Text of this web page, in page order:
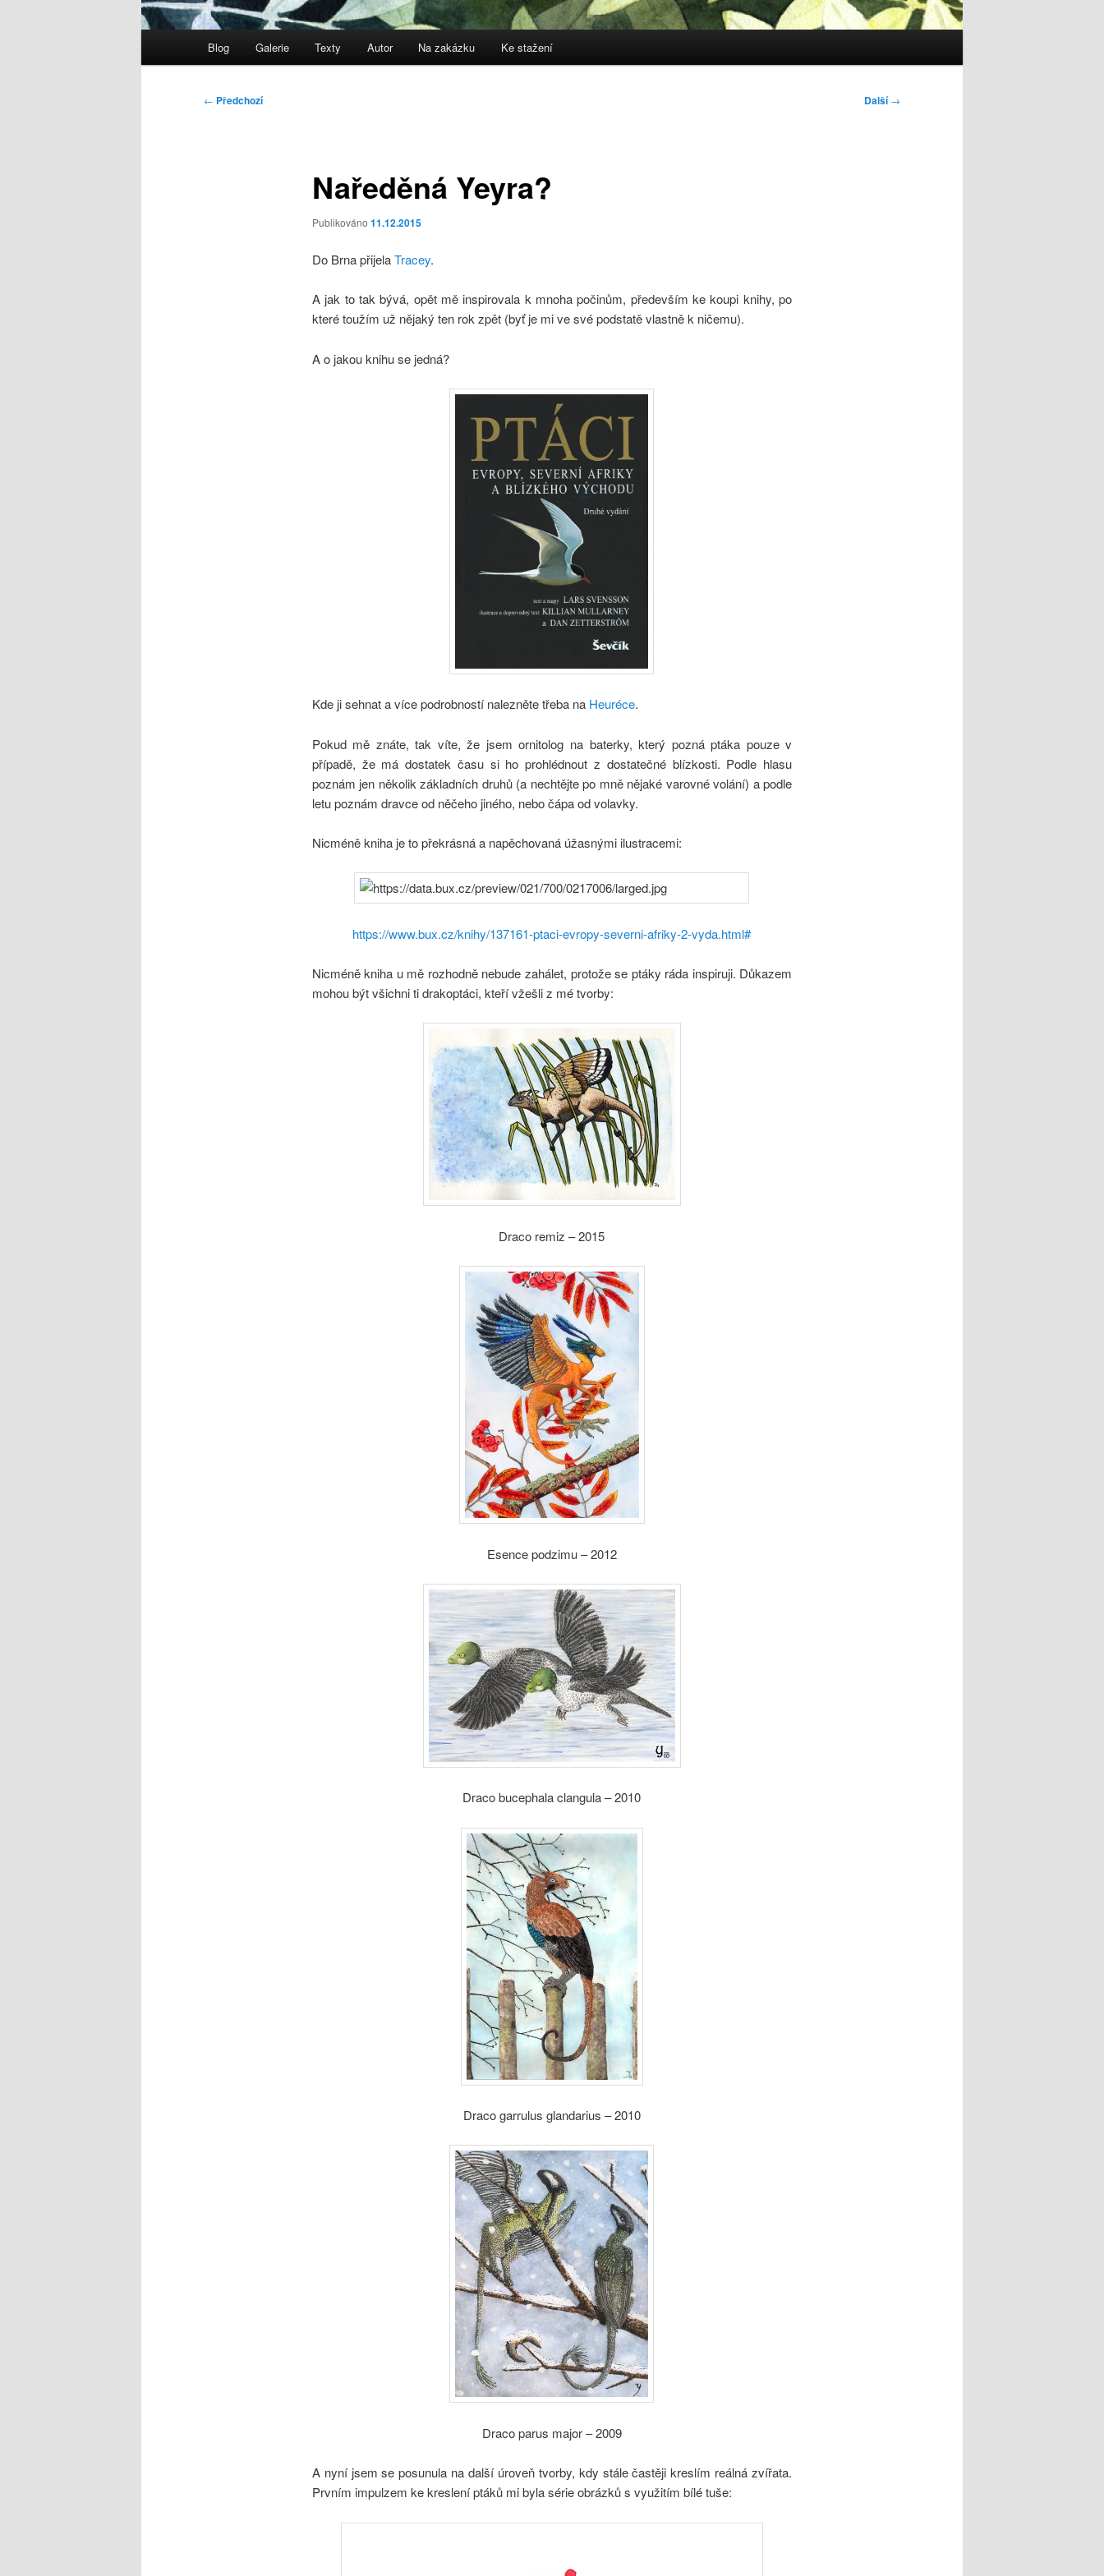
Blog Galerie Texty Autor Na zakázku Ke stažení
Navigace
← Předchozí Další→
Naředěná Yeyra?
Publikováno 11.12.2015
Do Brna přijelaTracey.
A jak to tak bývá, opět mě inspirovala k mnoha počinům, především ke koupi knihy, po
které toužím už nějaký ten rok zpět (byť je mi ve své podstatě vlastně k ničemu).
A o jakou knihu se jedná?
Kde ji sehnat a více podrobností nalezněte třeba na Heuréce.
Pokud mě znáte, tak víte, že jsem ornitolog na baterky, který pozná ptáka pouze v
případě, že má dostatek času si ho prohlédnout z dostatečné blízkosti. Podle hlasu
poznám jen několik základních druhů (a nechtějte po mně nějaké varovné volání) a podle
letu poznám dravce od něčeho jiného, nebo čápa od volavky.
Nicméně kniha je to překrásná a napěchovaná úžasnými ilustracemi:
https://www.bux.cz/knihy/137161-ptaci-evropy-severni-afriky-2-vyda.html#
Nicméně kniha u mě rozhodně nebude zahálet, protože se ptáky ráda inspiruji. Důkazem
mohou být všichni ti drakoptáci, kteří vžešli z mé tvorby:
Draco remiz – 2015
Esence podzimu – 2012
Draco bucephala clangula – 2010
Draco garrulus glandarius – 2010
Draco parus major – 2009
A nyní jsem se posunula na další úroveň tvorby, kdy stále častěji kreslím reálná zvířata.
Prvním impulzem ke kreslení ptáků mi byla série obrázků s využitím bílé tuše: